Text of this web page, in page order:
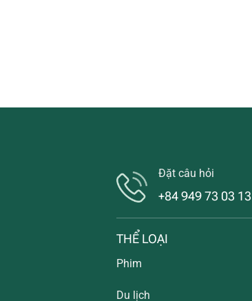
Đặt câu hỏi
+84 949 73 03 13
THỂ LOẠI
Phim
Du lịch